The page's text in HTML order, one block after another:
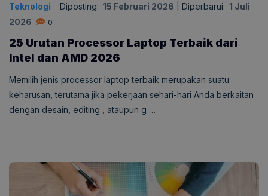
Teknologi Diposting: 15 Februari 2026 Diperbarui: 1 Juli
2026
0
25 Urutan Processor Laptop Terbaik dari
Intel dan AMD 2026
Memilih jenis processor laptop terbaik merupakan suatu
keharusan, terutama jika pekerjaan sehari-hari Anda berkaitan
dengan desain, editing , ataupun g …